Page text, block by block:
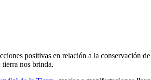
positivas en relación a la conservación
nos brinda.